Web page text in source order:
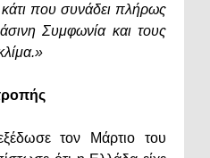
που συνάδει πλήρως
Συμφωνία και τους
τον Μάρτιο του